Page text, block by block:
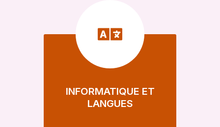
INFORMATIQUE ET
LANGUES